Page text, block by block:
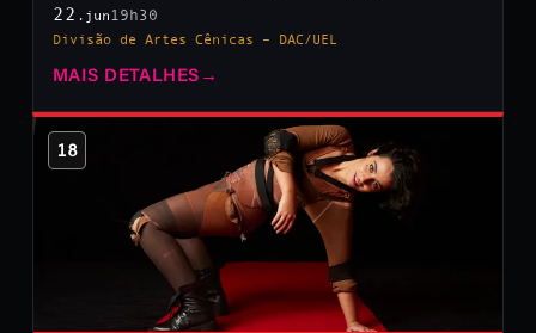
22 .jun 19h30
Divisão de Artes Cênicas – DAC/UEL
MAIS DETALHES →
18